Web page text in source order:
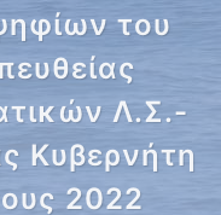
του
Λ.Σ.-
Κυβερνήτη
2022